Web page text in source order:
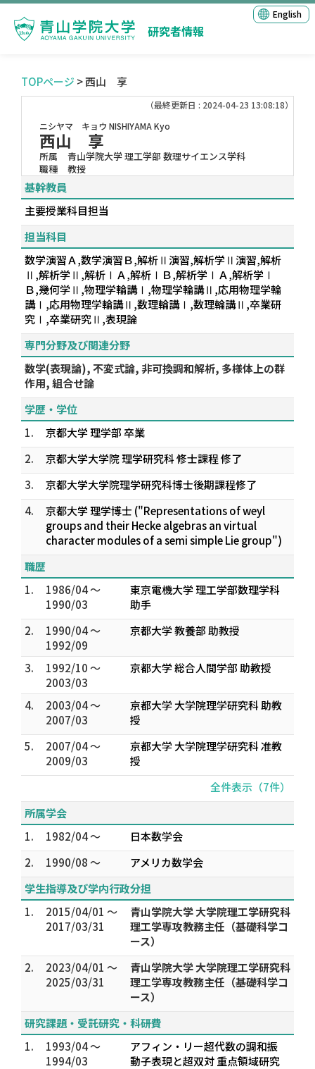
研究者情報
English
TOPページ > 西山 享
（最終更新日 : 2024-04-23 13:08:18）
ニシヤマ キョウ NISHIYAMA Kyo
西山 享
所属
青山学院大学 理工学部 数理サイエンス学科
職種
教授
基幹教員
主要授業科目担当
担当科目
数学演習Ａ,数学演習Ｂ,解析Ⅱ演習,解析学Ⅱ演習,解析
Ⅱ,解析学Ⅱ,解析ⅠＡ,解析ⅠＢ,解析学ⅠＡ,解析学Ⅰ
Ｂ,幾何学Ⅱ,物理学輪講Ⅰ,物理学輪講Ⅱ,応用物理学輪
講Ⅰ,応用物理学輪講Ⅱ,数理輪講Ⅰ,数理輪講Ⅱ,卒業研
究Ⅰ,卒業研究Ⅱ,表現論
専門分野及び関連分野
数学(表現論), 不変式論, 非可換調和解析, 多様体上の群
作用, 組合せ論
学歴・学位
1.
京都大学 理学部 卒業
2.
京都大学大学院 理学研究科 修士課程 修了
3.
京都大学大学院理学研究科博士後期課程修了
4.
京都大学 理学博士 ("Representations of weyl
groups and their Hecke algebras an virtual
character modules of a semi simple Lie group")
職歴
1.
1986/04 ～
1990/03
東京電機大学 理工学部数理学科
助手
2.
1990/04 ～
1992/09
京都大学 教養部 助教授
3.
1992/10 ～
2003/03
京都大学 総合人間学部 助教授
4.
2003/04 ～
2007/03
京都大学 大学院理学研究科 助教
授
5.
2007/04 ～
2009/03
京都大学 大学院理学研究科 准教
授
全件表示（7件）
所属学会
1.
1982/04 ～
日本数学会
2.
1990/08 ～
アメリカ数学会
学生指導及び学内行政分担
1.
2015/04/01 ～
2017/03/31
青山学院大学 大学院理工学研究科
理工学専攻教務主任（基礎科学コ
ース）
2.
2023/04/01 ～
2025/03/31
青山学院大学 大学院理工学研究科
理工学専攻教務主任（基礎科学コ
ース）
研究課題・受託研究・科研費
1.
1993/04 ～
1994/03
アフィン・リー超代数の調和振
動子表現と超双対 重点領域研究